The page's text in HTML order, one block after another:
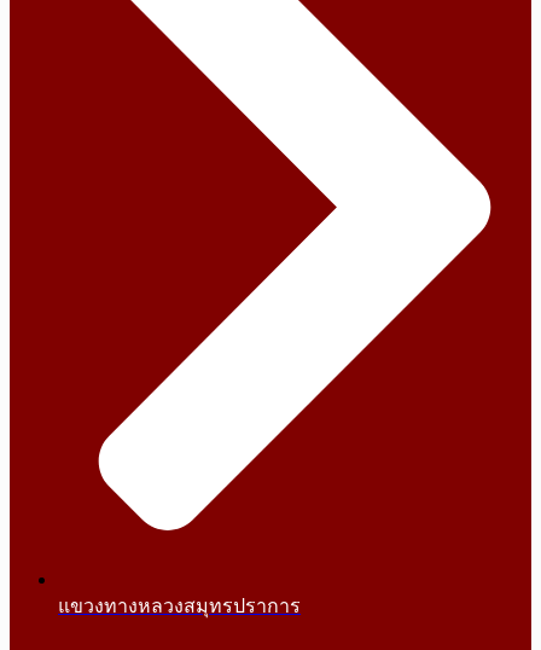
แขวงทางหลวงสมุทรปราการ